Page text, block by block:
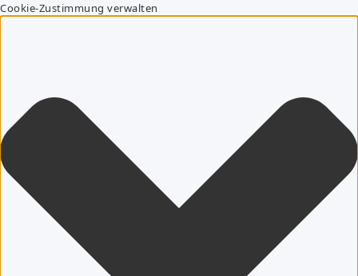
Cookie-Zustimmung verwalten